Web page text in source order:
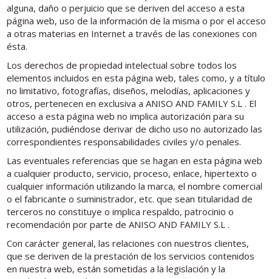
alguna, daño o perjuicio que se deriven del acceso a esta
página web, uso de la información de la misma o por el acceso
a otras materias en Internet a través de las conexiones con
ésta.
Los derechos de propiedad intelectual sobre todos los
elementos incluidos en esta página web, tales como, y a título
no limitativo, fotografías, diseños, melodías, aplicaciones y
otros, pertenecen en exclusiva a ANISO AND FAMILY S.L . El
acceso a esta página web no implica autorización para su
utilización, pudiéndose derivar de dicho uso no autorizado las
correspondientes responsabilidades civiles y/o penales.
Las eventuales referencias que se hagan en esta página web
a cualquier producto, servicio, proceso, enlace, hipertexto o
cualquier información utilizando la marca, el nombre comercial
o el fabricante o suministrador, etc. que sean titularidad de
terceros no constituye o implica respaldo, patrocinio o
recomendación por parte de ANISO AND FAMILY S.L .
Con carácter general, las relaciones con nuestros clientes,
que se deriven de la prestación de los servicios contenidos
en nuestra web, están sometidas a la legislación y la